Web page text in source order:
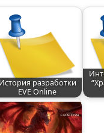
История разработки
EVE Online